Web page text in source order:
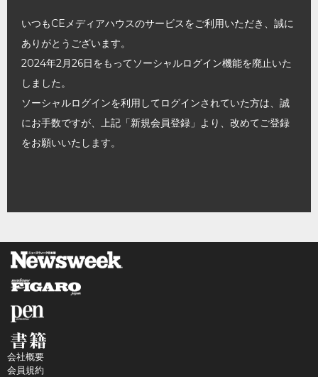
いつもCEメディアハウスのサービスをご利用いただき、誠に
ありがとうございます。
2024年2月26日をもってソーシャルログイン機能を廃止いた
しました。
ソーシャルログインを利用してログインされていた方は、誠
にお手数ですが、上記「新規会員登録」より、改めてご登録
をお願いいたします。
会社概要
会員規約